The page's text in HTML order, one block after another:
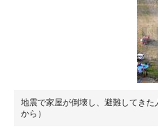
地震で家屋が倒壊し、避難してき
から）